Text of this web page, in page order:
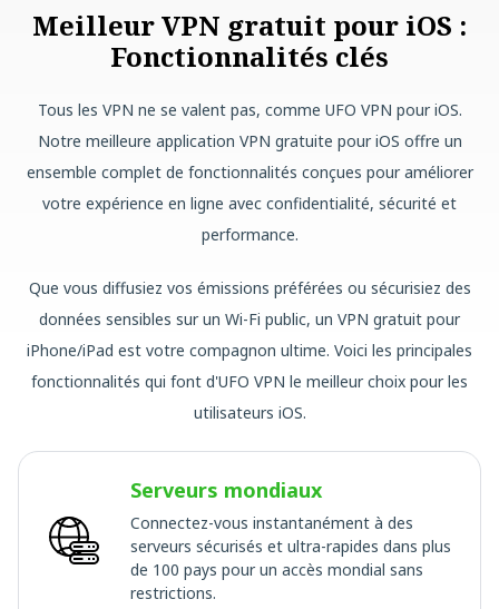
Meilleur VPN gratuit pour iOS :
Fonctionnalités clés
Tous les VPN ne se valent pas, comme UFO VPN pour iOS.
Notre meilleure application VPN gratuite pour iOS offre un
ensemble complet de fonctionnalités conçues pour améliorer
votre expérience en ligne avec confidentialité, sécurité et
performance.
Que vous diffusiez vos émissions préférées ou sécurisiez des
données sensibles sur un Wi-Fi public, un VPN gratuit pour
iPhone/iPad est votre compagnon ultime. Voici les principales
fonctionnalités qui font d'UFO VPN le meilleur choix pour les
utilisateurs iOS.
Serveurs mondiaux
Connectez-vous instantanément à des
serveurs sécurisés et ultra-rapides dans plus
de 100 pays pour un accès mondial sans
restrictions.